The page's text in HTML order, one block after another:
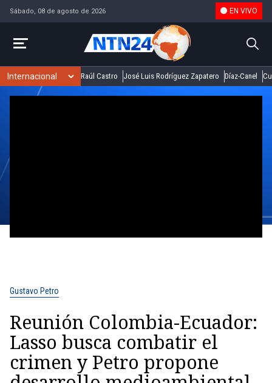
Sábado, 08 de agosto de 2026 EN VIVO
Raúl Castro José Luis Rodríguez Zapatero Díaz-Canel
Gustavo Petro
Reunión Colombia-Ecuador:
Lasso busca combatir el
crimen y Petro propone